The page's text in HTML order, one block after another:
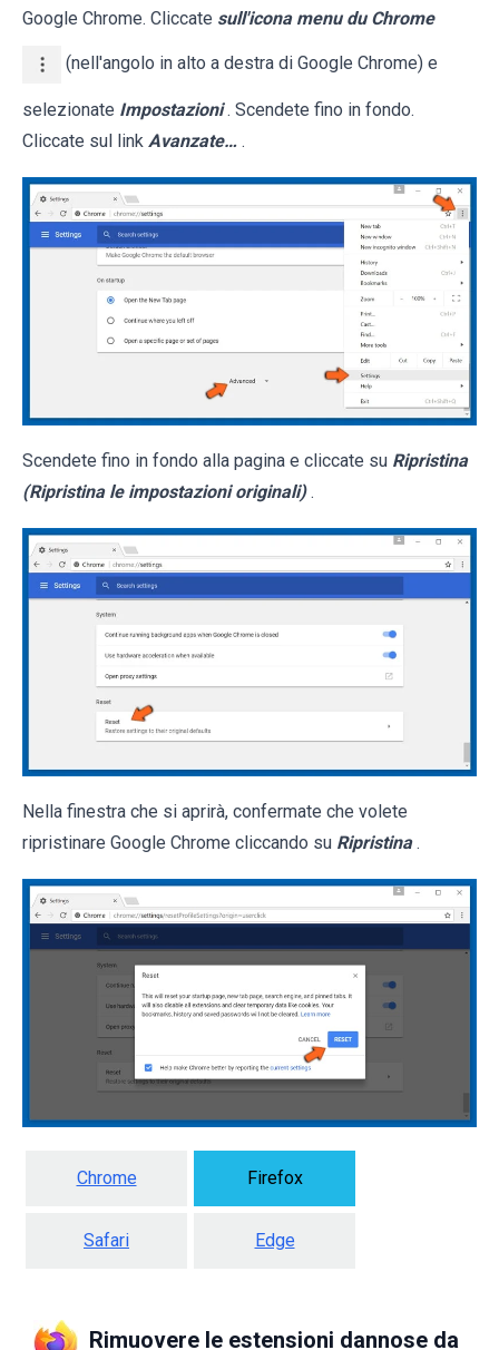
Google Chrome. Cliccate sull'icona menu du Chrome
(nell'angolo in alto a destra di Google Chrome) e
selezionate Impostazioni . Scendete fino in fondo.
Cliccate sul link Avanzate… .
Scendete fino in fondo alla pagina e cliccate su Ripristina
(Ripristina le impostazioni originali) .
Nella finestra che si aprirà, confermate che volete
ripristinare Google Chrome cliccando su Ripristina .
Chrome Firefox
Safari Edge
Rimuovere le estensioni dannose da